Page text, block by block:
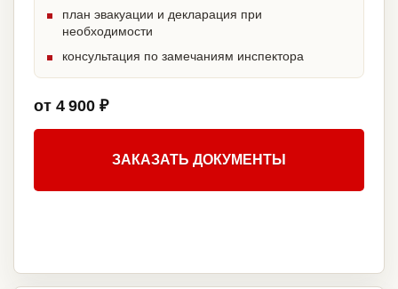
план эвакуации и декларация при
необходимости
консультация по замечаниям инспектора
от 4 900 ₽
ЗАКАЗАТЬ ДОКУМЕНТЫ